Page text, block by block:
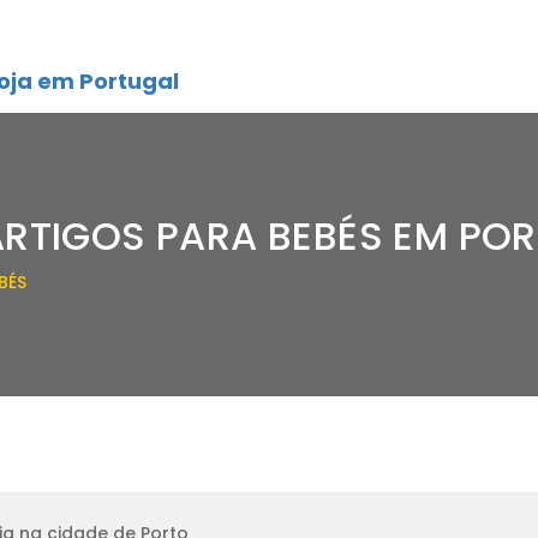
em Portugal
PARA BEBÉS EM
na cidade de Porto